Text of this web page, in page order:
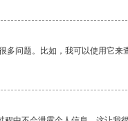
多问题。比如，我可以使用它来